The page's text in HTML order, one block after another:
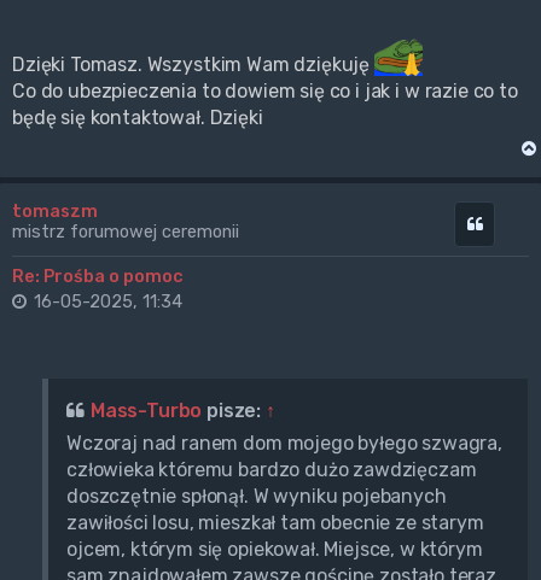
Dzięki Tomasz. Wszystkim Wam dziękuję
Co do ubezpieczenia to dowiem się co i jak i w razie co to
będę się kontaktował. Dzięki
tomaszm
mistrz forumowej ceremonii
Re: Prośba o pomoc
16-05-2025, 11:34
Mass-Turbo pisze: ↑
Wczoraj nad ranem dom mojego byłego szwagra,
człowieka któremu bardzo dużo zawdzięczam
doszczętnie spłonął. W wyniku pojebanych
zawiłości losu, mieszkał tam obecnie ze starym
ojcem, którym się opiekował. Miejsce, w którym